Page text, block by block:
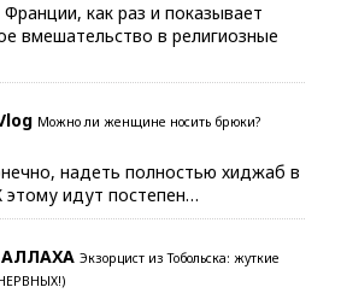
как раз и показывает
вмешательство в религиозные
Можно ли женщине носить брюки?
надеть полностью хиджаб в
этому идут постепен…
АЛЛАХА Экзорцист из Тобольска: жуткие